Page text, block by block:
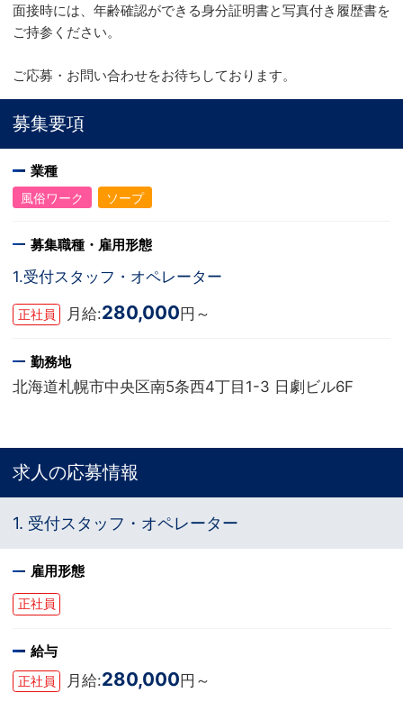
面接時には、年齢確認ができる身分証明書と写真付き履歴書を
ご持参ください。
ご応募・お問い合わせをお待ちしております。
募集要項
業種
風俗ワーク ソープ
募集職種・雇用形態
1.受付スタッフ・オペレーター
正社員 月給:280,000円～
勤務地
北海道札幌市中央区南5条西4丁目1-3 日劇ビル6F
求人の応募情報
1. 受付スタッフ・オペレーター
雇用形態
正社員
給与
正社員 月給:280,000円～